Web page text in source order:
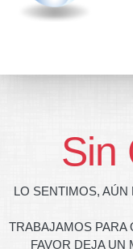
Sin
LO SENTIMOS,
TRABAJAMOS PARA
FAVOR DEJA UN